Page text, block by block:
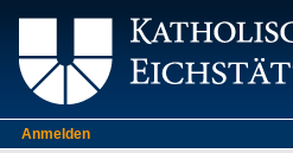
Anmelden